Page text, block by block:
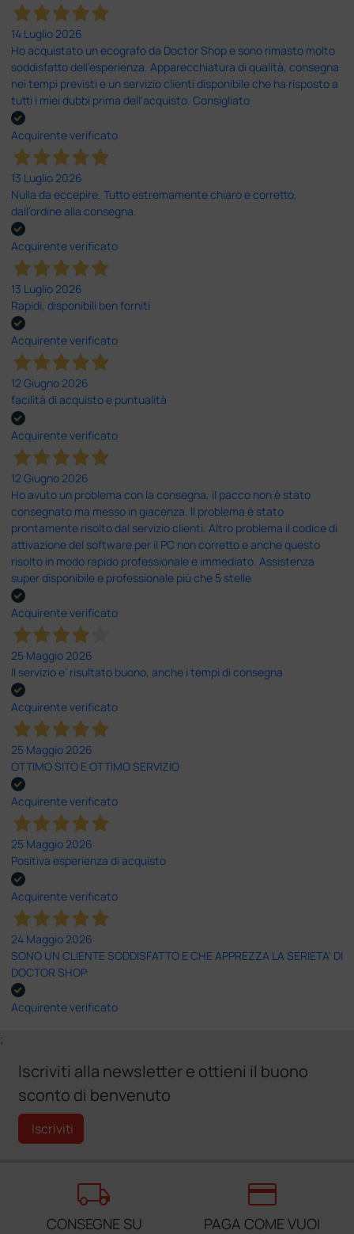
14 Luglio 2026
Ho acquistato un ecografo da Doctor Shop e sono rimasto molto
soddisfatto dell'esperienza. Apparecchiatura di qualità, consegna
nei tempi previsti e un servizio clienti disponibile che ha risposto a
tutti i miei dubbi prima dell'acquisto. Consigliato
Acquirente verificato
13 Luglio 2026
Nulla da eccepire. Tutto estremamente chiaro e corretto,
dall’ordine alla consegna.
Acquirente verificato
13 Luglio 2026
Rapidi, disponibili ben forniti
Acquirente verificato
12 Giugno 2026
facilità di acquisto e puntualità
Acquirente verificato
12 Giugno 2026
Ho avuto un problema con la consegna, il pacco non è stato
consegnato ma messo in giacenza. Il problema è stato
prontamente risolto dal servizio clienti. Altro problema il codice di
attivazione del software per il PC non corretto e anche questo
risolto in modo rapido professionale e immediato. Assistenza
super disponibile e professionale più che 5 stelle
Acquirente verificato
25 Maggio 2026
Il servizio e’ risultato buono, anche i tempi di consegna
Acquirente verificato
25 Maggio 2026
OTTIMO SITO E OTTIMO SERVIZIO
Acquirente verificato
25 Maggio 2026
Positiva esperienza di acquisto
Acquirente verificato
24 Maggio 2026
SONO UN CLIENTE SODDISFATTO E CHE APPREZZA LA SERIETA' DI
DOCTOR SHOP
Acquirente verificato
;
Iscriviti alla newsletter e ottieni il buono
sconto di benvenuto
Iscriviti
local_shipping
CONSEGNE SU
credit_card
PAGA COME VUOI